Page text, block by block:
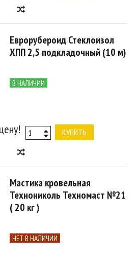
Еврорубероид Стеклоизол
ХПП 2,5 подкладочный (10 м)
В НАЛИЧИИ
КУПИТЬ
Мастика кровельная
Технониколь Техномаст №21
( 20 кг )
НЕТ В НАЛИЧИИ